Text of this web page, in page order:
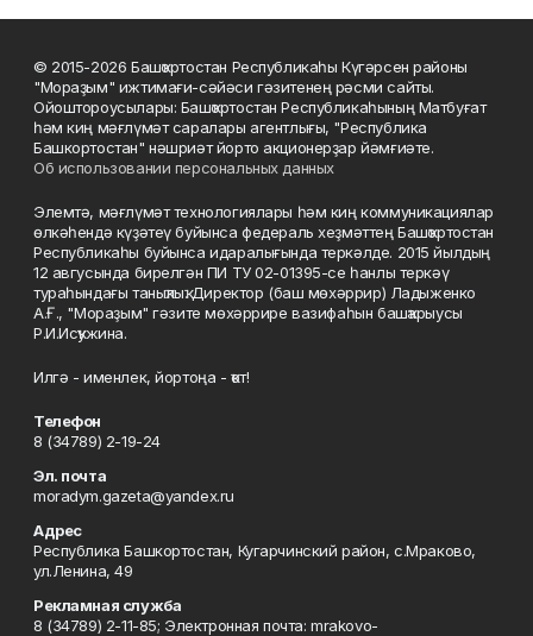
© 2015-2026 Башҡортостан Республикаһы Күгәрсен районы
"Мораҙым" ижтимағи-сәйәси гәзитенең рәсми сайты.
Ойоштороусылары: Башҡортостан Республикаһының Матбуғат
һәм киң мәғлүмәт саралары агентлығы, "Республика
Башкортостан" нәшриәт йорто акционерҙар йәмғиәте.
Об использовании персональных данных
Элемтә, мәғлүмәт технологиялары һәм киң коммуникациялар
өлкәһендә күҙәтеү буйынса федераль хеҙмәттең Башҡортостан
Республикаһы буйынса идаралығында теркәлде. 2015 йылдың
12 авгусында бирелгән ПИ ТУ 02-01395-се һанлы теркәү
тураһындағы таныҡлыҡ. Директор (баш мөхәррир) Ладыженко
А.Ғ., "Мораҙым" гәзите мөхәррире вазифаһын башҡарыусы
Р.И.Исҡужина.
Илгә - именлек, йортоңа - ҡот!
Телефон
8 (34789) 2-19-24
Эл. почта
moradym.gazeta@yandex.ru
Адрес
Республика Башкортостан, Кугарчинский район, с.Мраково,
ул.Ленина, 49
Рекламная служба
8 (34789) 2-11-85; Электронная почта: mrakovo-